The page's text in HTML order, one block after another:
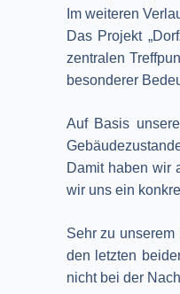
Im weiteren
Das Projekt
zentralen
besonderer
Auf Basis
Damit haben wir
wir uns ein
Sehr zu
den letzten
nicht bei der